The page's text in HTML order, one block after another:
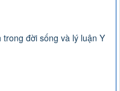
đời sống và lý luận Y